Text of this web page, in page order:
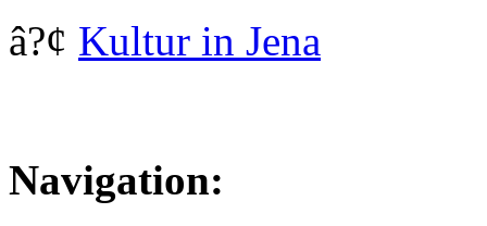
â?¢ Kultur in Jena
Navigation: